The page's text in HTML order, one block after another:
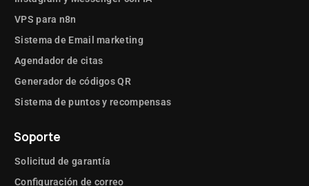
VPS para n8n
Sistema de Email marketing
Agendador de citas
Generador de códigos QR
Sistema de puntos y recompensas
Soporte
Solicitud de garantía
Configuración de correo